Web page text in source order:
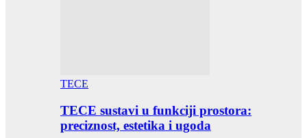
TECE
TECE sustavi u funkciji prostora:
preciznost, estetika i ugoda